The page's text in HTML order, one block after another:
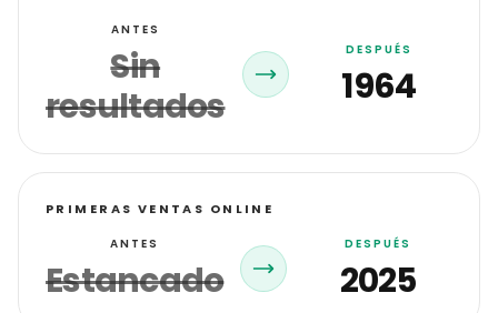
ANTES
Sin
resultados
DESPUÉS
1964
PRIMERAS VENTAS ONLINE
ANTES
Estancado
DESPUÉS
2025